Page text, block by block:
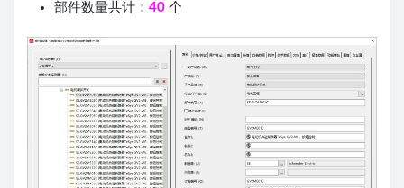
部件数量共计： 40 个